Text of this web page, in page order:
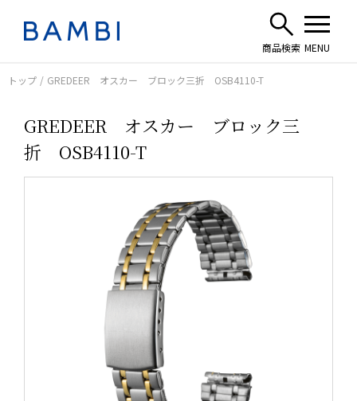
トップ GREDEER オスカー ブロック三折 OSB4110-T
GREDEER オスカー ブロック三
折 OSB4110-T